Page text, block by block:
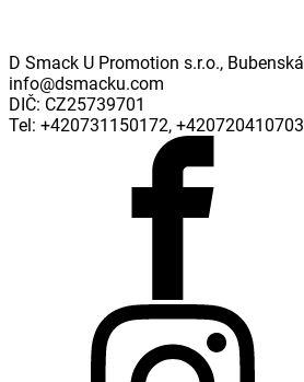
D Smack U Promotion s.r.o.,
info@dsmacku.com
DIČ: CZ25739701
Tel: +420731150172, +420720410703